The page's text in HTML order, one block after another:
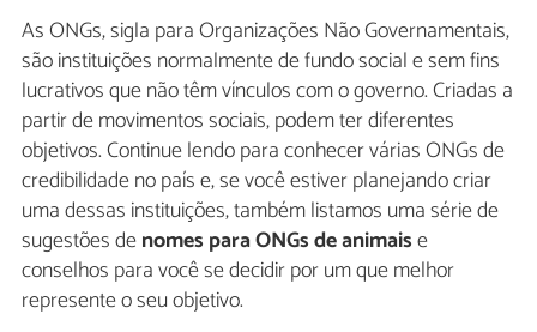
As ONGs, sigla para Organizações Não Governamentais,
são instituições normalmente de fundo social e sem fins
lucrativos que não têm vínculos com o governo. Criadas a
partir de movimentos sociais, podem ter diferentes
objetivos. Continue lendo para conhecer várias ONGs de
credibilidade no país e, se você estiver planejando criar
uma dessas instituições, também listamos uma série de
sugestões denomes para ONGs de animaise
conselhos para você se decidir por um que melhor
represente o seu objetivo.